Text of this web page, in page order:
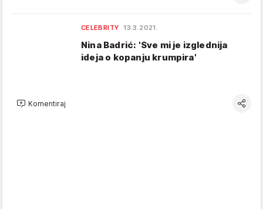
CELEBRITY 13.3.2021.
Nina Badrić: 'Sve mi je izglednija
ideja o kopanju krumpira'
Komentiraj